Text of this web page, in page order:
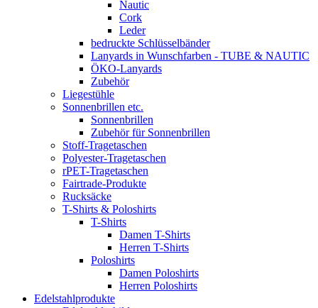
Nautic
Cork
Leder
bedruckte Schlüsselbänder
Lanyards in Wunschfarben - TUBE & NAUTIC
ÖKO-Lanyards
Zubehör
Liegestühle
Sonnenbrillen etc.
Sonnenbrillen
Zubehör für Sonnenbrillen
Stoff-Tragetaschen
Polyester-Tragetaschen
rPET-Tragetaschen
Fairtrade-Produkte
Rucksäcke
T-Shirts & Poloshirts
T-Shirts
Damen T-Shirts
Herren T-Shirts
Poloshirts
Damen Poloshirts
Herren Poloshirts
Edelstahlprodukte